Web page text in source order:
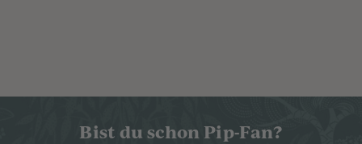
Bist du schon Pip-Fan?